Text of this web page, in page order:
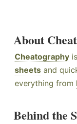
About
Cheatography
sheets and
everything from
Behind the